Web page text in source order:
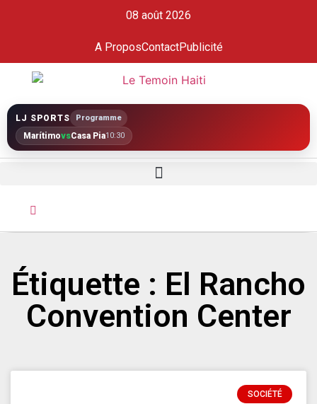
08 août 2026
A ProposContactPublicité
LJ SPORTS Programme
MarítimovsCasa Pia10:30
Étiquette : El Rancho
Convention Center
SOCIÉTÉ